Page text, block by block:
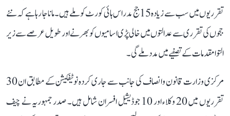
تقرریوں میں سب سے زیادہ 15 جج مدراس ہائی کورٹ کو ملے ہیں۔ مانا جا رہا ہے کہ نئے
ججوں کی تقرری سے عدالتوں میں خالی پڑی اسامیوں کو بھرنے اور طویل عرصے سے زیر
التوا مقدمات کے تصفیے میں مدد ملے گی۔
مرکزی وزارت قانون و انصاف کی جانب سے جاری کردہ نوٹیفکیشن کے مطابق ان 30
تقرریوں میں 20 وکلاء اور 10 جوڈیشیل افسران شامل ہیں۔ صدر جمہوریہ نے چیف